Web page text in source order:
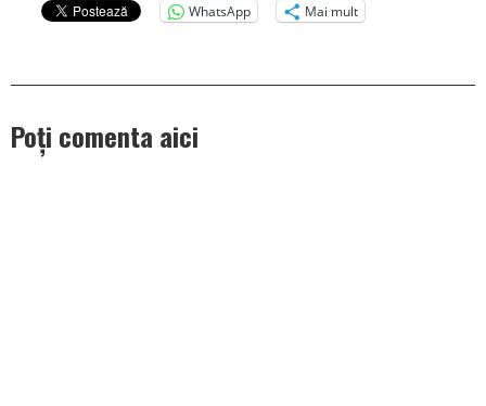
WhatsApp
Mai mult
Poți comenta aici